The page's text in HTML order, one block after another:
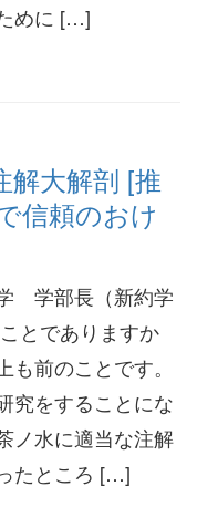
めに […]
解大解剖 [推
信頼のおけ
学部長（新約学
とでありますか
前のことです。
究をすることにな
ノ水に適当な注解
たところ […]